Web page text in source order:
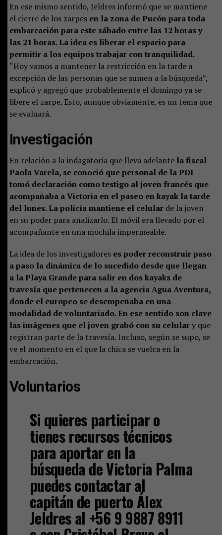
En ese mismo sentido, Jeldres informó que se mantiene
el cierre de los zarpes en la zona de Pucón para toda
embarcación para este sábado entre las 12 horas y
las 21 horas. La idea es liberar el espacio para
permitir a los equipos trabajar con tranquilidad.
“Hoy vamos a mantener la restricción en la tarde a
excepción de las personas que se sumen a la búsqueda”,
explicó y agregó que probablemente el domingo ya se
libere el zarpe. Esto, aunque obviamente, es un tema que
se evaluará.
Investigación
En relación a la indagatoria que lleva adelante la fiscal
Paola Varela, se conoció que personal de la PDI
tomó declaración como testigo al joven francés que
acompañaba a Victoria en el paseo en kayak la tarde
del lunes. La policía mantiene el celularde la joven
en su poder para analizarlo. El móvil era llevado por el
acompañante en una mochila impermeable.
La idea de los investigadores es poder reconstruir paso
a paso la dinámica de lo sucedido desde que llegan
a la Playa Grande para salir en dos kayaks de
travesía que pertenecen a la agencia Agua Aventura,
donde el europeo se desempeñaba en una
modalidad de voluntariado. En ese sentido son clave
las imágenes que el joven grabó con su celulary que
registran parte de la travesía. Incluso, según se supo, se
ve el momento en el que la chica se vuelca en la
embarcación.
Voluntarios
Si quieres participar o
tienes recursos técnicos
para aportar en la
búsqueda de Victoria Palma
puedes contactar al
capitán de puerto Álex
Jeldres al +56 9 9887 8911